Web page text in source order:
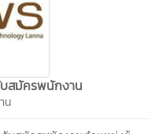
บสมัครพนักงาน
น